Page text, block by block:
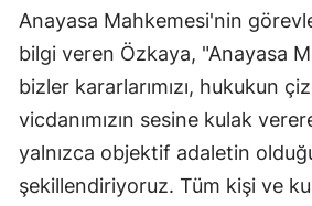
Anayasa Mahkemesi'nin
bilgi veren Özkaya, "Anayasa
bizler kararlarımızı, hukukun
vicdanımızın sesine kulak
yalnızca objektif adaletin
şekillendiriyoruz. Tüm kişi ve